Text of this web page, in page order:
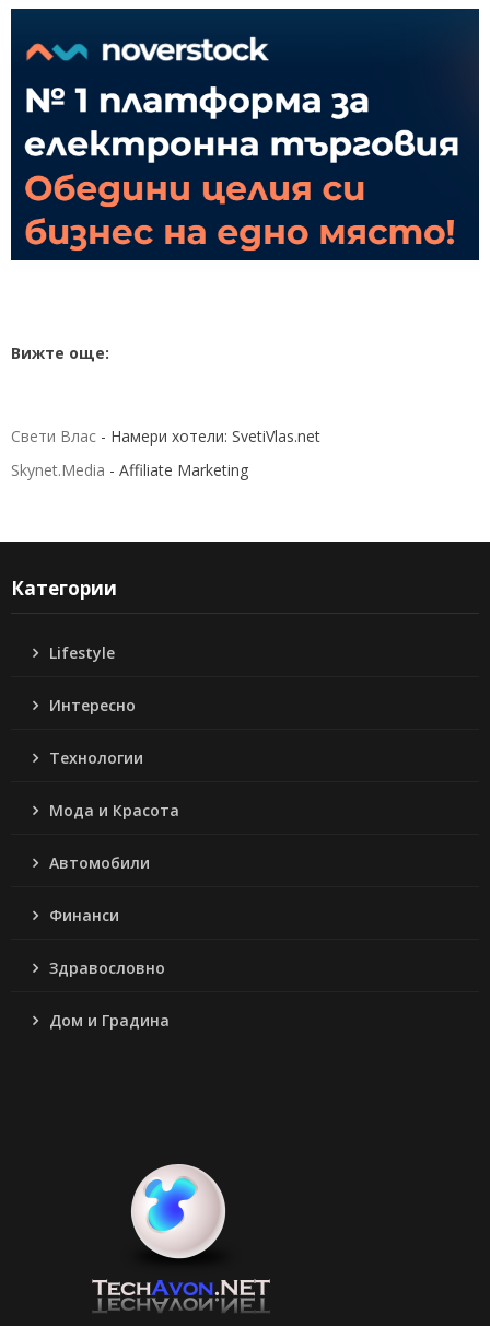
Вижте още:
Свети Влас - Намери хотели: SvetiVlas.net
Skynet.Media - Affiliate Marketing
Категории
Lifestyle
Интересно
Технологии
Мода и Красота
Автомобили
Финанси
Здравословно
Дом и Градина